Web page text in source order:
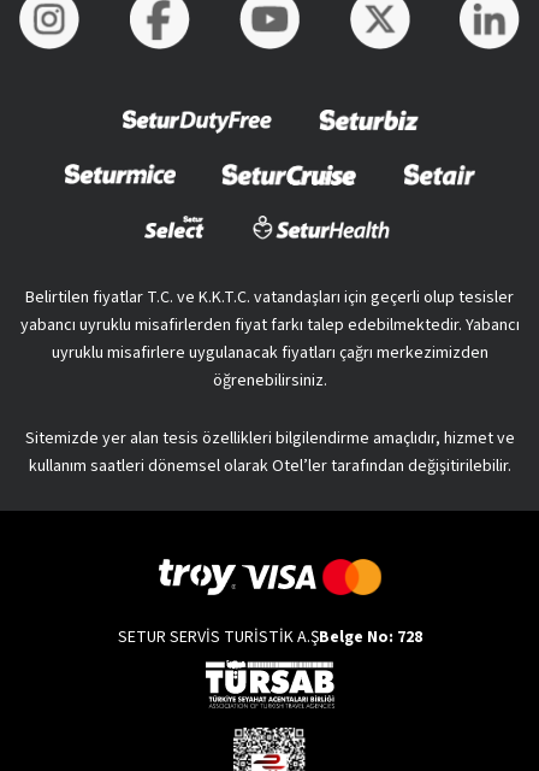
Belirtilen fiyatlar T.C. ve K.K.T.C. vatandaşları için geçerli olup tesisler
yabancı uyruklu misafirlerden fiyat farkı talep edebilmektedir. Yabancı
uyruklu misafirlere uygulanacak fiyatları çağrı merkezimizden
öğrenebilirsiniz.
Sitemizde yer alan tesis özellikleri bilgilendirme amaçlıdır, hizmet ve
kullanım saatleri dönemsel olarak Otel’ler tarafından değişitirilebilir.
SETUR SERVİS TURİSTİK A.ŞBelge No: 728